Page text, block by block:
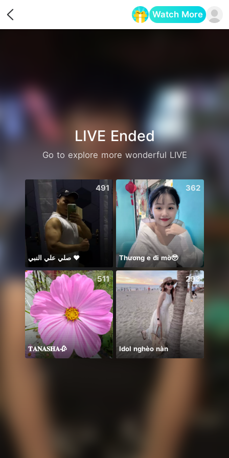
Watch More
LIVE Ended
Go to explore more wonderful LIVE
491
صلي علي النبي ♥️
362
Thương e đi mờ🥹
511
𝐓𝐀𝐍𝐀𝐒𝐇𝐀🥀
293
Idol nghèo nàn